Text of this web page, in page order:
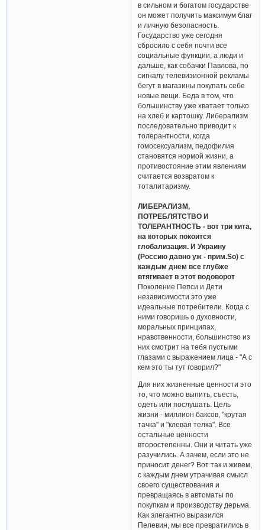
в сильном и богатом государстве
он может получить максимум благ
и личную безопасность.
Государство уже сегодня
сбросило с себя почти все
социальные функции, а люди и
дальше, как собачки Павлова, по
сигналу телевизионной рекламы
бегут в магазины покупать себе
новые вещи. Беда в том, что
большинству уже хватает только
на хлеб и картошку. Либерализм
последовательно приводит к
толерантности, когда
гомосексуализм, педофилия
становятся нормой жизни, а
противостояние этим явлениям
считается возвратом к
тоталитаризму.
ЛИБЕРАЛИЗМ,
ПОТРЕБЛЯТСТВО И
ТОЛЕРАНТНОСТЬ - вот три кита,
на которых покоится
глобализация. И Украину
(Россию давно уж - прим.So) с
каждым днем все глубже
втягивает в этот водоворот
Поколение Пепси и Дети
независимости это уже
идеальные потребители. Когда с
ними говоришь о духовности,
моральных принципах,
нравственности, большинство из
них смотрит на тебя пустыми
глазами с выражением лица - "А с
кем это ты тут говорил?"
Для них жизненные ценности это
то, что можно выпить, съесть,
одеть или послушать. Цель
жизни - миллион баксов, "крутая
тачка" и "клевая телка". Все
остальные ценности
второстепенны. Они и читать уже
разучились. А зачем, если это не
приносит денег? Вот так и живем,
с каждым днем утрачивая смысл
своего существования и
превращаясь в автоматы по
покупкам и производству дерьма.
Как элегантно выразился
Пелевин, мы все превратились в